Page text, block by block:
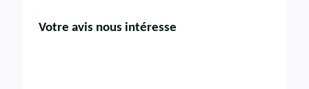
Votre avis nous intéresse